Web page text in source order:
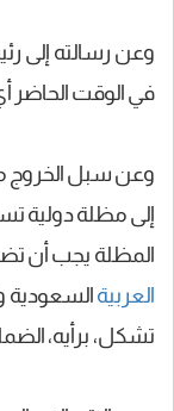
وعن رسالته إلى
في الوقت الحاضر
وعن سبل الخروج
إلى مظلة دولية
المظلة يجب أن
العربية السعودية
تشكل، برأيه،